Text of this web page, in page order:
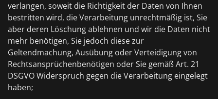
verlangen, soweit die Richtigkeit der Daten von Ihnen
bestritten wird, die Verarbeitung unrechtmäßig ist, Sie
aber deren Löschung ablehnen und wir die Daten nicht
mehr benötigen, Sie jedoch diese zur
Geltendmachung, Ausübung oder Verteidigung von
Rechtsansprüchenbenötigen oder Sie gemäß Art. 21
DSGVO Widerspruch gegen die Verarbeitung eingelegt
haben;